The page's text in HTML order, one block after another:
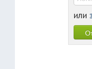
или